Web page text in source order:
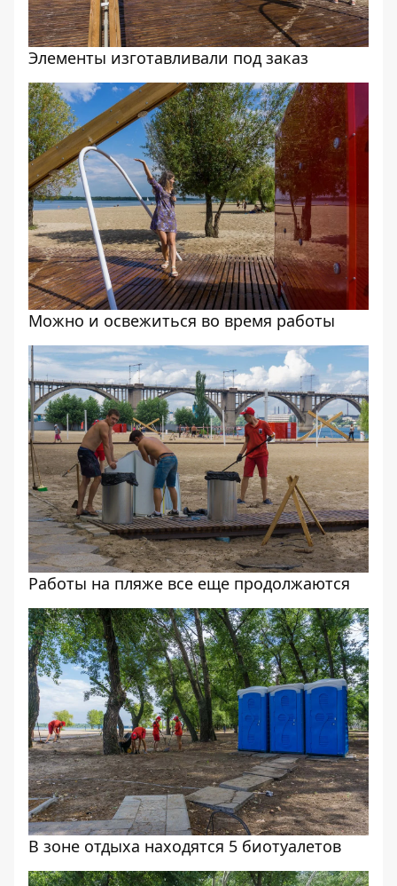
Элементы изготавливали под заказ
Можно и освежиться во время работы
Работы на пляже все еще продолжаются
В зоне отдыха находятся 5 биотуалетов